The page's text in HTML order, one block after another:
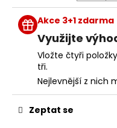
cena:
Akce 3+1 zdarma
Využijte
Vložte čtyři
tři.
Nejlevnější z nich
Zeptat se
o
e
m